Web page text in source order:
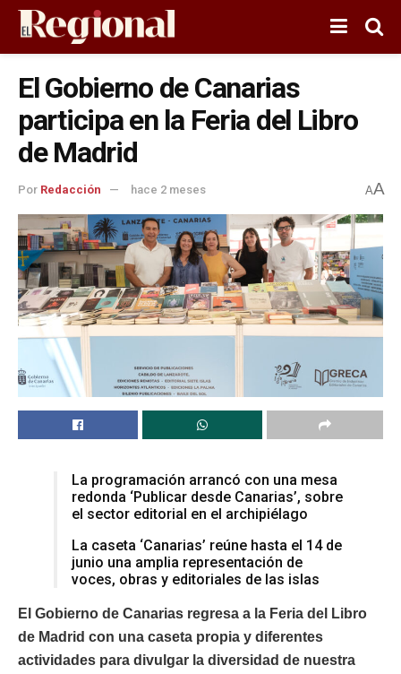
El Gobierno de Canarias
participa en la Feria del Libro
de Madrid
Por Redacción hace 2 meses AA
La programación arrancó con una mesa
redonda ‘Publicar desde Canarias’, sobre
el sector editorial en el archipiélago
La caseta ‘Canarias’ reúne hasta el 14 de
junio una amplia representación de
voces, obras y editoriales de las islas
El Gobierno de Canarias regresa a la Feria del Libro
de Madrid con una caseta propia y diferentes
actividades para divulgar la diversidad de nuestra